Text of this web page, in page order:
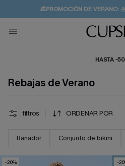
👒PROMOCIÓN DE VERANO:-
💌¡SUSCRIBIRSE &
🚚ENVÍO GRATUITO A
HASTA -
Rebajas de Verano
filtros ORDENAR POR
Bañador Conjunto de bikini
-20% -